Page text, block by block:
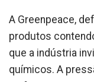
A Greenpeace,
produtos
que a indústria
químicos. A